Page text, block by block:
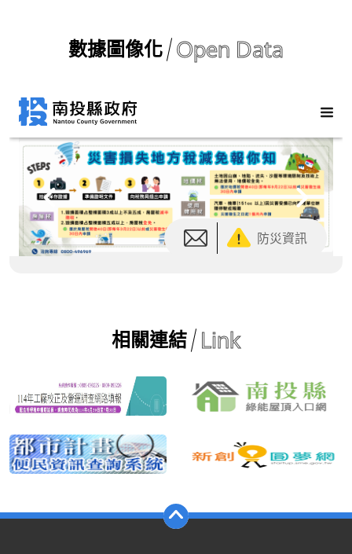
數據圖像化 Open Data
相關連結 Link